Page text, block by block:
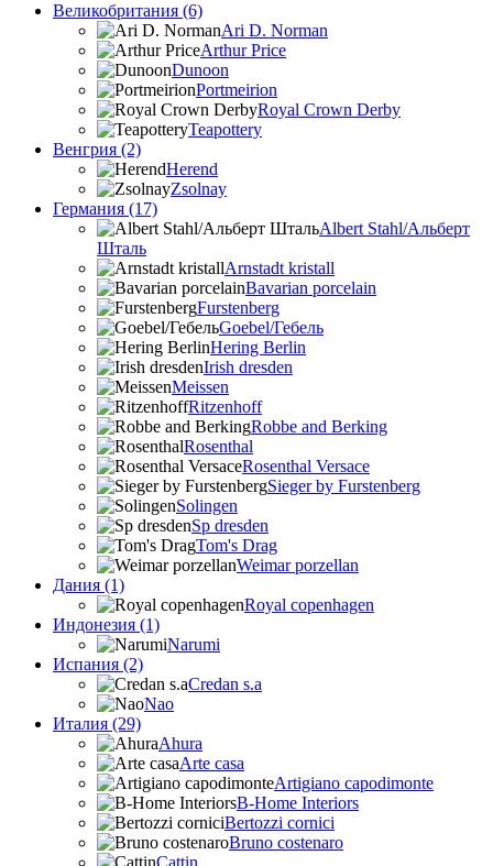
Великобритания (6)
Ari D. Norman
Arthur Price
Dunoon
Portmeirion
Royal Crown Derby
Teapottery
Венгрия (2)
Herend
Zsolnay
Германия (17)
Albert Stahl/Альбеpт
Шталь
Arnstadt kristall
Bavarian porcelain
Furstenberg
Goebel/Гебель
Hering Berlin
Irish dresden
Meissen
Ritzenhoff
Robbe and Berking
Rosenthal
Rosenthal Versace
Sieger by Furstenberg
Solingen
Sp dresden
Tom's Drag
Weimar porzellan
Дания (1)
Royal copenhagen
Индонезия (1)
Narumi
Испания (2)
Credan s.a
Nao
Италия (29)
Ahura
Arte casa
Artigiano capodimonte
B-Home Interiors
Bertozzi cornici
Bruno costenaro
Cattin